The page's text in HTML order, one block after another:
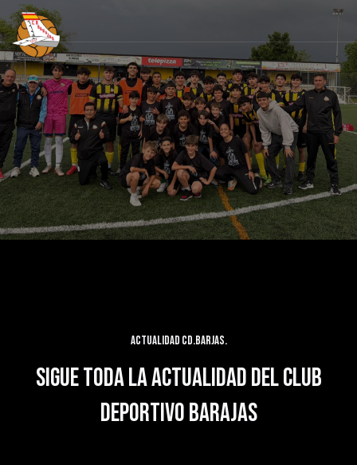
Actualidad CD.Barjas
Sigue toda la actualidad del Club
Deportivo Barajas